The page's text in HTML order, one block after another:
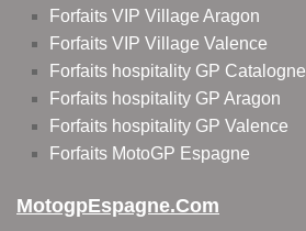
Forfaits VIP Village Aragon
Forfaits VIP Village Valence
Forfaits hospitality GP Catalogne
Forfaits hospitality GP Aragon
Forfaits hospitality GP Valence
Forfaits MotoGP Espagne
MotogpEspagne.com